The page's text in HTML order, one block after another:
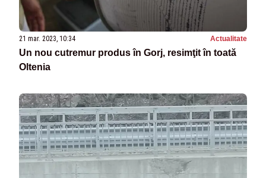
21 mar. 2023, 10:34 Actualitate
Un nou cutremur produs în Gorj, resimţit în toată
Oltenia